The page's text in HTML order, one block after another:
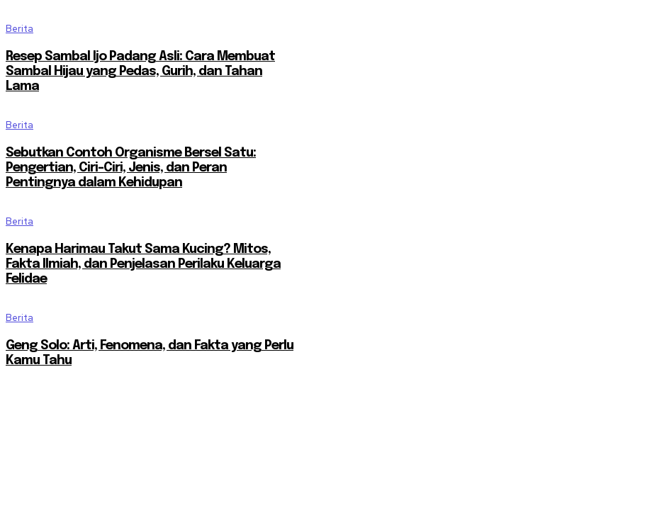
Berita
Resep Sambal Ijo Padang Asli: Cara Membuat
Sambal Hijau yang Pedas, Gurih, dan Tahan
Lama
Berita
Sebutkan Contoh Organisme Bersel Satu:
Pengertian, Ciri-Ciri, Jenis, dan Peran
Pentingnya dalam Kehidupan
Berita
Kenapa Harimau Takut Sama Kucing? Mitos,
Fakta Ilmiah, dan Penjelasan Perilaku Keluarga
Felidae
Berita
Geng Solo: Arti, Fenomena, dan Fakta yang Perlu
Kamu Tahu